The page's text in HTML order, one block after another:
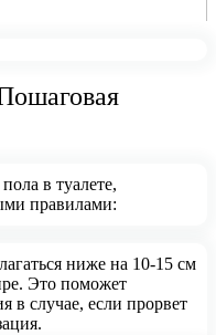
в туалете,
правилами:
ниже на 10-15 см
Это поможет
в случае, если прорвет